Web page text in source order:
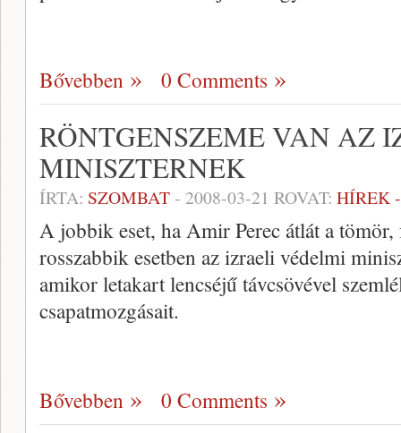
Bővebben 0 Comments
RÖNTGENSZEME VAN AZ
MINISZTERNEK
ÍRTA: SZOMBAT- 2008-03-21 ROVAT: HÍREK
A jobbik eset, ha Amir Perec átlát a
rosszabbik esetben az izraeli védelmi
amikor letakart lencséjű távcsövével
csapatmozgásait.
Bővebben 0 Comments